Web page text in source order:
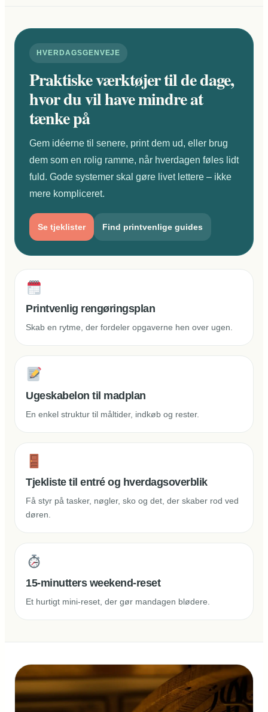
HVERDAGSGENVEJE
Praktiske værktøjer til de dage,
hvor du vil have mindre at
tænke på
Gem idéerne til senere, print dem ud, eller brug
dem som en rolig ramme, når hverdagen føles lidt
fuld. Gode systemer skal gøre livet lettere – ikke
mere kompliceret.
Se tjeklister Find printvenlige guides
Printvenlig rengøringsplan
Skab en rytme, der fordeler opgaverne hen over ugen.
Ugeskabelon til madplan
En enkel struktur til måltider, indkøb og rester.
Tjekliste til entré og hverdagsoverblik
Få styr på tasker, nøgler, sko og det, der skaber rod ved
døren.
15-minutters weekend-reset
Et hurtigt mini-reset, der gør mandagen blødere.